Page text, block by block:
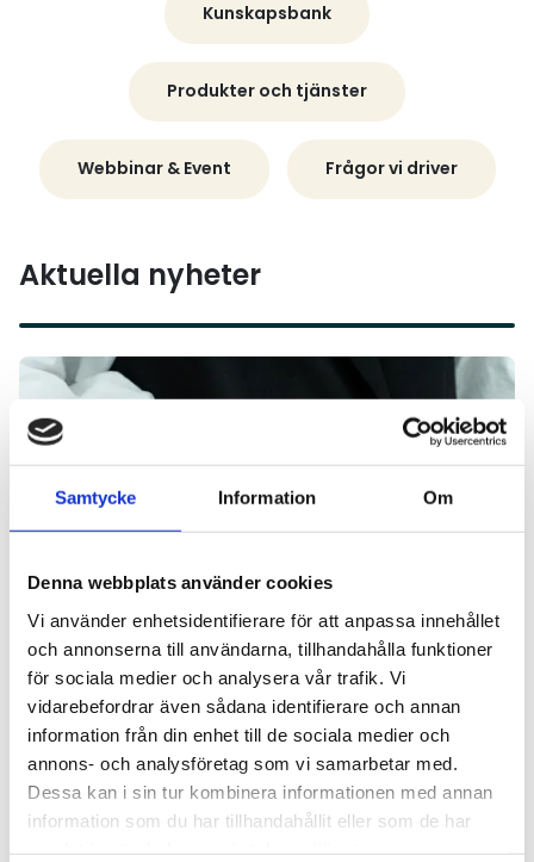
Samtycke Information Om
Denna webbplats använder cookies
Vi använder enhetsidentifierare för att anpassa innehållet
och annonserna till användarna, tillhandahålla funktioner
för sociala medier och analysera vår trafik. Vi
vidarebefordrar även sådana identifierare och annan
information från din enhet till de sociala medier och
annons- och analysföretag som vi samarbetar med.
Dessa kan i sin tur kombinera informationen med annan
information som du har tillhandahållit eller som de har
Kunskapsbank
Produkter och tjänster
Webbinar & Event Frågor vi driver
Aktuella nyheter
2026-07-07
Kort väg till operation med SÅ
Vårdförsäkring
Efter flera år med värk i rygg, höft och ljumske hade
smärtan blivit en del av vardagen. Trots
undersökningar och behandling inom den offentliga
Läs mer